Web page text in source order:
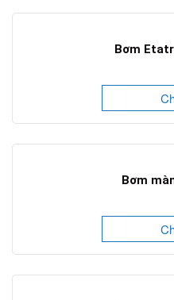
Bơm
Bơm